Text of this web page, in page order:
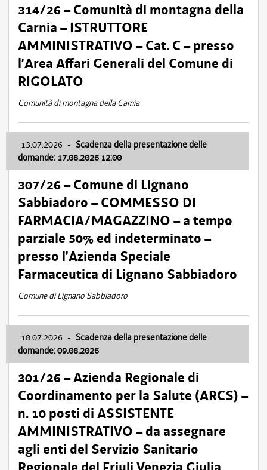
314/26 – Comunità di montagna della
Carnia – ISTRUTTORE
AMMINISTRATIVO – Cat. C – presso
l’Area Affari Generali del Comune di
RIGOLATO
Comunità di montagna della Carnia
13.07.2026 - Scadenza della presentazione delle
domande: 17.08.2026 12:00
307/26 – Comune di Lignano
Sabbiadoro – COMMESSO DI
FARMACIA/MAGAZZINO – a tempo
parziale 50% ed indeterminato –
presso l’Azienda Speciale
Farmaceutica di Lignano Sabbiadoro
Comune di Lignano Sabbiadoro
10.07.2026 - Scadenza della presentazione delle
domande: 09.08.2026
301/26 – Azienda Regionale di
Coordinamento per la Salute (ARCS) –
n. 10 posti di ASSISTENTE
AMMINISTRATIVO – da assegnare
agli enti del Servizio Sanitario